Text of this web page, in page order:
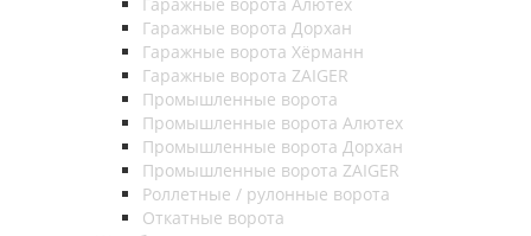
Гаражные ворота Дорхан
Гаражные ворота Хёрманн
Гаражные ворота ZAIGER
Промышленные ворота
Промышленные ворота Алютех
Промышленные ворота Дорхан
Промышленные ворота ZAIGER
Роллетные / рулонные ворота
Откатные ворота